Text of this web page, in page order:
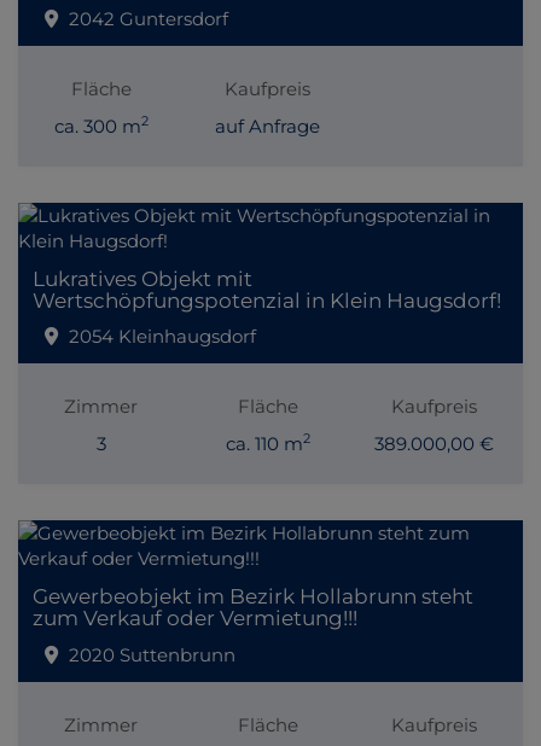
2042 Guntersdorf
Fläche
ca. 300 m2
Kaufpreis
auf Anfrage
Lukratives Objekt mit
Wertschöpfungspotenzial in Klein Haugsdorf!
2054 Kleinhaugsdorf
Zimmer
3
Fläche
ca. 110 m2
Kaufpreis
389.000,00 €
Gewerbeobjekt im Bezirk Hollabrunn steht
zum Verkauf oder Vermietung!!!
2020 Suttenbrunn
Zimmer
Fläche
Kaufpreis